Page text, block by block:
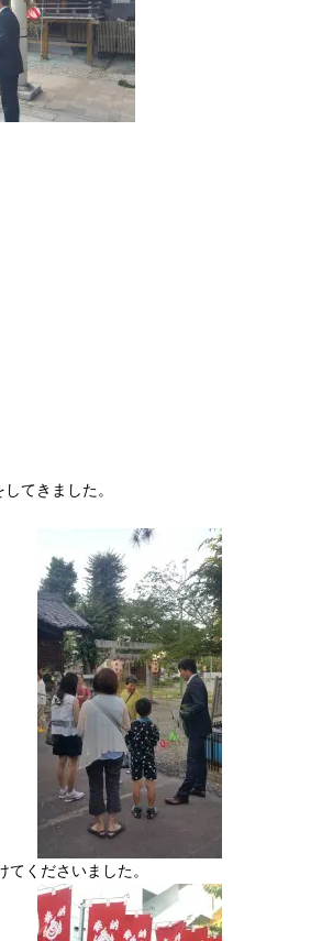
てきました。
くださいました。